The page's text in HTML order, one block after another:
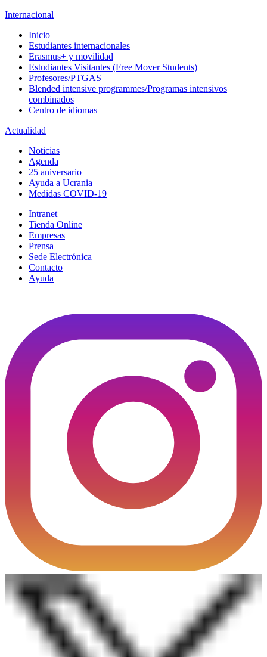
Internacional
Inicio
Estudiantes internacionales
Erasmus+ y movilidad
Estudiantes Visitantes (Free Mover Students)
Profesores/PTGAS
Blended intensive programmes/Programas intensivos
combinados
Centro de idiomas
Actualidad
Noticias
Agenda
25 aniversario
Ayuda a Ucrania
Medidas COVID-19
Intranet
Tienda Online
Empresas
Prensa
Sede Electrónica
Contacto
Ayuda